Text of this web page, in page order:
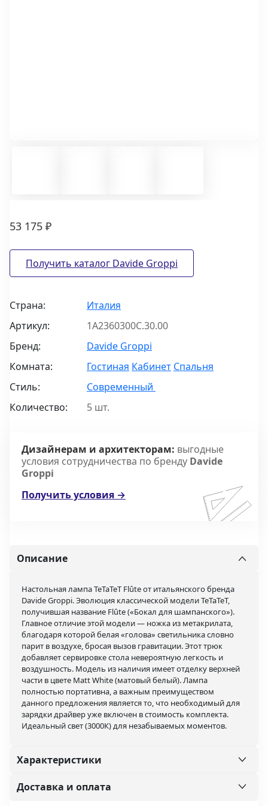
53 175 ₽
Получить каталог Davide Groppi
Страна:
Италия
Артикул:
1A2360300C.30.00
Бренд:
Davide Groppi
Комната:
Гостиная Кабинет Спальня
Стиль:
Современный
Количество:
5 шт.
Дизайнерам и архитекторам: выгодные
условия сотрудничества по бренду Davide
Groppi
Получить условия →
Описание
Настольная лампа TeTaTeT Flûte от итальянского бренда
Davide Groppi. Эволюция классической модели TeTaTeT,
получившая название Flûte («Бокал для шампанского»).
Главное отличие этой модели — ножка из метакрилата,
благодаря которой белая «голова» светильника словно
парит в воздухе, бросая вызов гравитации. Этот трюк
добавляет сервировке стола невероятную легкость и
воздушность. Модель из наличия имеет отделку верхней
части в цвете Matt White (матовый белый). Лампа
полностью портативна, а важным преимуществом
данного предложения является то, что необходимый для
зарядки драйвер уже включен в стоимость комплекта.
Идеальный свет (3000К) для незабываемых моментов.
Характеристики
Доставка и оплата